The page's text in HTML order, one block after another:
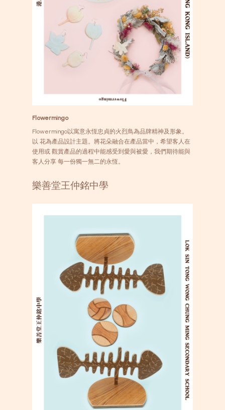
Flowermingo
Flowermingo以寓意永恆忠貞的火烈鳥為品牌精神及形象。
以 花為產品設計主題。將花朵融合在產品當中，希望客人在
使用或 觀賞產品的過程中能感受到愛與被愛，我們期待能與
客人分享 每一份獨一無二的永恆。
樂善堂王仲銘中學